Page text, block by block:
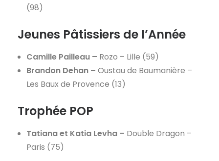
(98)
Jeunes Pâtissiers de l’Année
Camille Pailleau – Rozo – Lille (59)
Brandon Dehan – Oustau de Baumanière –
Les Baux de Provence (13)
Trophée POP
Tatiana et Katia Levha – Double Dragon –
Paris (75)